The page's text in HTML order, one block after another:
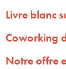
Livre blanc
Coworking
Notre offre